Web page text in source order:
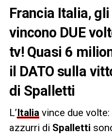
Francia Italia, gli
vincono DUE
tv! Quasi 6
il DATO sulla
di Spalletti
L’Italia vince due
azzurri di Spalletti